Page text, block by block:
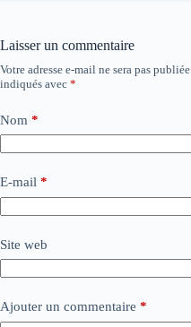
Laisser un commentaire
Votre adresse e-mail ne sera pas publiée.
indiqués avec *
Nom *
E-mail *
Site web
Ajouter un commentaire *